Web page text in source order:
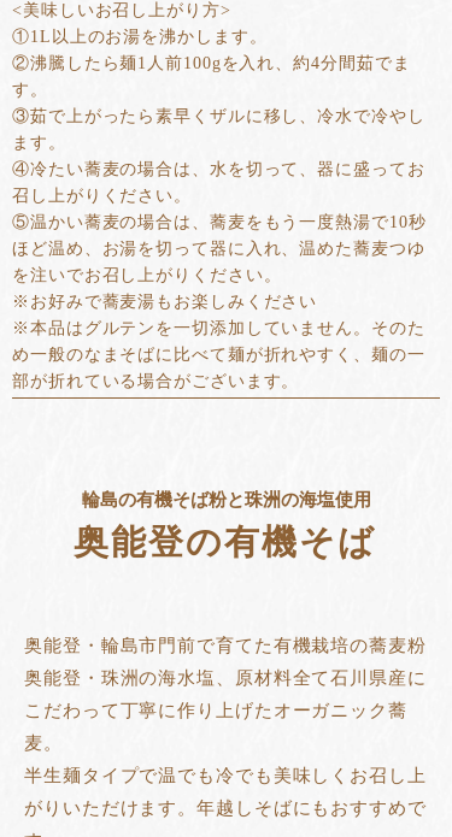
<美味しいお召し上がり方>
①1L以上のお湯を沸かします。
②沸騰したら麺1人前100gを入れ、約4分間茹でま
す。
③茹で上がったら素早くザルに移し、冷水で冷やし
ます。
④冷たい蕎麦の場合は、水を切って、器に盛ってお
召し上がりください。
⑤温かい蕎麦の場合は、蕎麦をもう一度熱湯で10秒
ほど温め、お湯を切って器に入れ、温めた蕎麦つゆ
を注いでお召し上がりください。
※お好みで蕎麦湯もお楽しみください
※本品はグルテンを一切添加していません。そのた
め一般のなまそばに比べて麺が折れやすく、麺の一
部が折れている場合がございます。
輪島の有機そば粉と珠洲の海塩使用
奥能登の有機そば
奥能登・輪島市門前で育てた有機栽培の蕎麦粉
奥能登・珠洲の海水塩、原材料全て石川県産に
こだわって丁寧に作り上げたオーガニック蕎
麦。
半生麺タイプで温でも冷でも美味しくお召し上
がりいただけます。年越しそばにもおすすめで